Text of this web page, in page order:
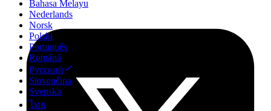
Bahasa Melayu
Nederlands
Norsk
Polski
Português
Română
Русский
Slovenčina
Svenska
ไทย